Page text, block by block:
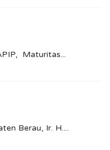
Maturitas...
Berau, Ir. H....